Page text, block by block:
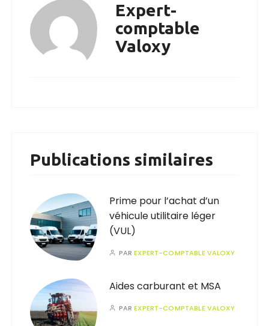
Expert-
comptable
Valoxy
Publications similaires
Prime pour l’achat d’un
véhicule utilitaire léger
(VUL)
PAREXPERT-COMPTABLE VALOXY
Aides carburant et MSA
PAREXPERT-COMPTABLE VALOXY